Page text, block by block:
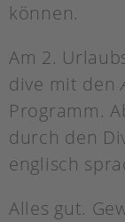
können.
Am 2.
dive mit den
Programm.
durch den
englisch
Alles gut.